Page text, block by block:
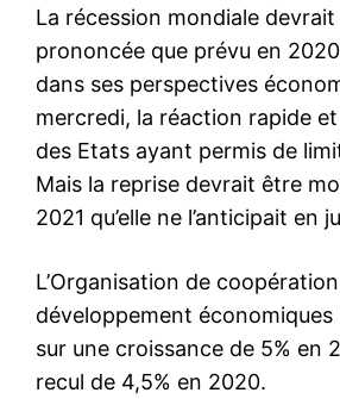
La récession mondiale
prononcée que prévu en
dans ses perspectives
mercredi, la réaction rapide
des Etats ayant permis de
Mais la reprise devrait être
2021 qu’elle ne l’anticipait en
L’Organisation de
développement économiques
sur une croissance de 5% en
recul de 4,5% en 2020.